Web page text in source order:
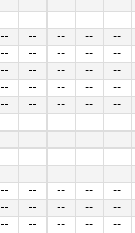
-- -- -- -- --
-- -- -- -- --
-- -- -- -- --
-- -- -- -- --
-- -- -- -- --
-- -- -- -- --
-- -- -- -- --
-- -- -- -- --
-- -- -- -- --
-- -- -- -- --
-- -- -- -- --
-- -- -- -- --
-- -- -- -- --
-- -- -- -- --